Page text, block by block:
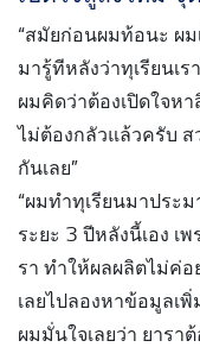
“สมัยก่อนผมท้อนะ ผ
มารู้ทีหลังว่าทุเรียนเ
ผมคิดว่าต้องเปิดใจห
ไม่ต้องกลัวแล้วครับ
กันเลย”
“ผมทำทุเรียนมาประ
ระยะ 3 ปีหลังนี้เอง เ
รา ทำให้ผลผลิตไม่ค่
เลยไปลองหาข้อมูลเ
ผมมั่นใจเลยว่า ยารา